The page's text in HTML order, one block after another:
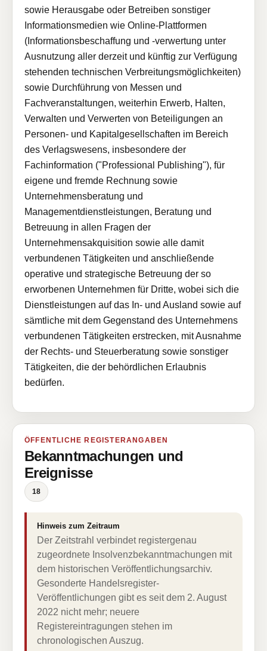
sowie Herausgabe oder Betreiben sonstiger
Informationsmedien wie Online-Plattformen
(Informationsbeschaffung und -verwertung unter
Ausnutzung aller derzeit und künftig zur Verfügung
stehenden technischen Verbreitungsmöglichkeiten)
sowie Durchführung von Messen und
Fachveranstaltungen, weiterhin Erwerb, Halten,
Verwalten und Verwerten von Beteiligungen an
Personen- und Kapitalgesellschaften im Bereich
des Verlagswesens, insbesondere der
Fachinformation ("Professional Publishing"), für
eigene und fremde Rechnung sowie
Unternehmensberatung und
Managementdienstleistungen, Beratung und
Betreuung in allen Fragen der
Unternehmensakquisition sowie alle damit
verbundenen Tätigkeiten und anschließende
operative und strategische Betreuung der so
erworbenen Unternehmen für Dritte, wobei sich die
Dienstleistungen auf das In- und Ausland sowie auf
sämtliche mit dem Gegenstand des Unternehmens
verbundenen Tätigkeiten erstrecken, mit Ausnahme
der Rechts- und Steuerberatung sowie sonstiger
Tätigkeiten, die der behördlichen Erlaubnis
bedürfen.
ÖFFENTLICHE REGISTERANGABEN
Bekanntmachungen und
Ereignisse
18
Hinweis zum Zeitraum
Der Zeitstrahl verbindet registergenau
zugeordnete Insolvenzbekanntmachungen mit
dem historischen Veröffentlichungsarchiv.
Gesonderte Handelsregister-
Veröffentlichungen gibt es seit dem 2. August
2022 nicht mehr; neuere
Registereintragungen stehen im
chronologischen Auszug.